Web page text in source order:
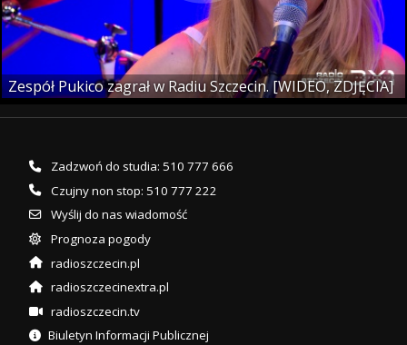
Zespół Pukico zagrał w Radiu Szczecin. [WIDEO, ZDJĘCIA]
Zadzwoń do studia: 510 777 666
Czujny non stop: 510 777 222
Wyślij do nas wiadomość
Prognoza pogody
radioszczecin.pl
radioszczecinextra.pl
radioszczecin.tv
Biuletyn Informacji Publicznej